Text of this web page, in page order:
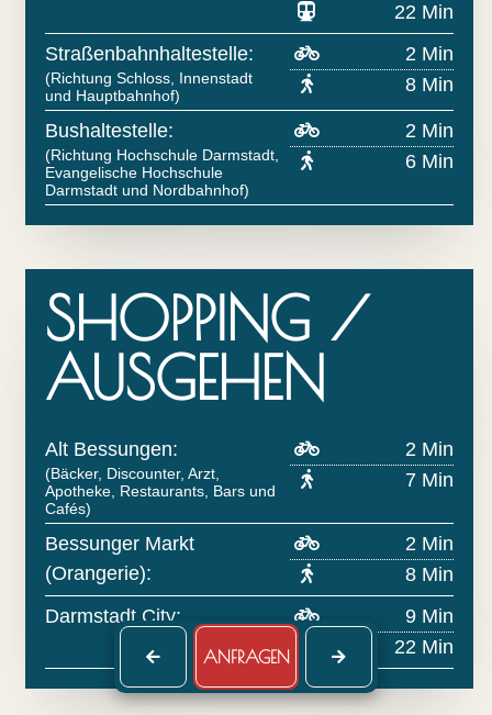
ANFRAGEN
22 Min
Straßenbahnhaltestelle:
(Richtung Schloss, Innenstadt
und Hauptbahnhof)
2 Min
8 Min
Bushaltestelle:
(Richtung Hochschule Darmstadt,
Evangelische Hochschule
Darmstadt und Nordbahnhof)
2 Min
6 Min
SHOPPING /
AUSGEHEN
Alt Bessungen:
(Bäcker, Discounter, Arzt,
Apotheke, Restaurants, Bars und
Cafés)
2 Min
7 Min
Bessunger Markt
(Orangerie):
2 Min
8 Min
Darmstadt City:
9 Min
22 Min
back to top